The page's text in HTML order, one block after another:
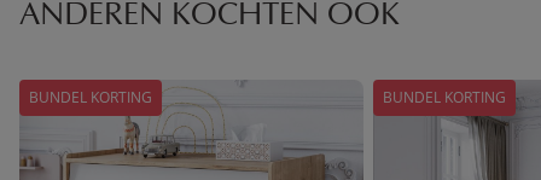
ANDEREN KOCHTEN OOK
BUNDEL KORTING BUNDEL KORTING